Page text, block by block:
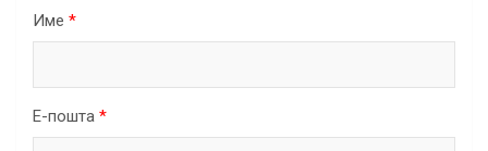
Име *
Е-пошта *